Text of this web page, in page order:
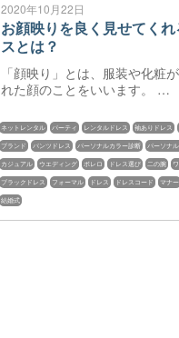
2020年10月22日
お顔映りを良く見せてく
スとは？
「顔映り」とは、服装や化粧
れた顔のことをいいます。 …
ネットレンタル パーティ レンタルドレス 袖ありドレス
ブランド パンツドレス パーソナルカラー診断 パーソナ
カジュアル ウエディング ボレロ ドレス選び 二の腕
ブラックドレス フォーマル ドレス ドレスコード マナー
結婚式